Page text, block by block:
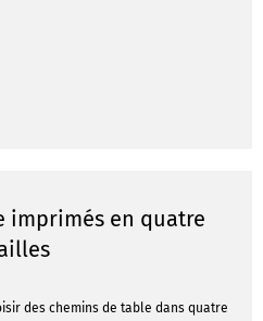
imprimés en quatre
des chemins de table dans quatre